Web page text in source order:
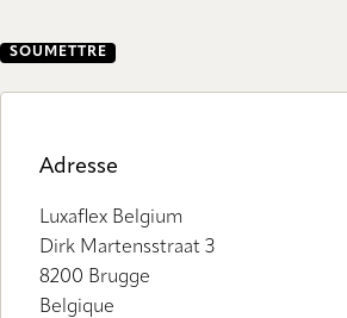
SOUMETTRE
Adresse
Luxaflex Belgium
Dirk Martensstraat 3
8200 Brugge
Belgique